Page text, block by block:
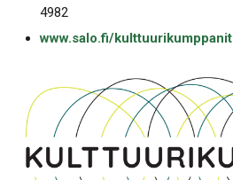
4982
www.salo.fi/kulttuurikumppanit